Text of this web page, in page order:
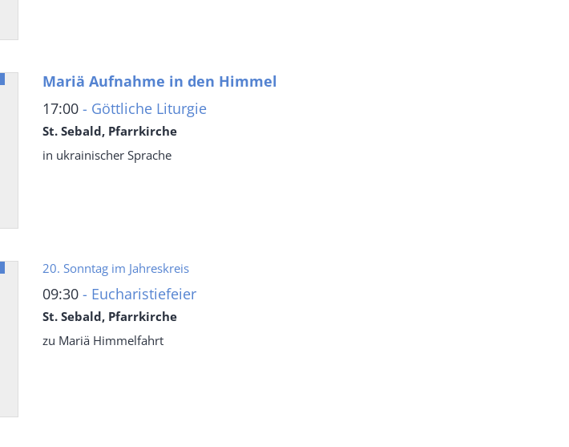
Mariä Aufnahme in den Himmel
17:00
Göttliche Liturgie
St. Sebald, Pfarrkirche
in ukrainischer Sprache
20. Sonntag im Jahreskreis
09:30 Eucharistiefeier
St. Sebald, Pfarrkirche
zu Mariä Himmelfahrt